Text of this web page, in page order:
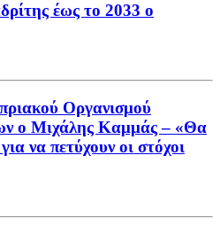
έως το 2033 ο
Οργανισμού
ο Μιχάλης Καμμάς – «Θα
να πετύχουν οι στόχοι